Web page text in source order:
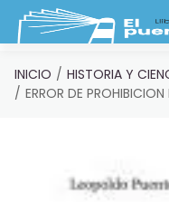
Saltar al contenido
INICIO
HISTORIA Y
ERROR DE